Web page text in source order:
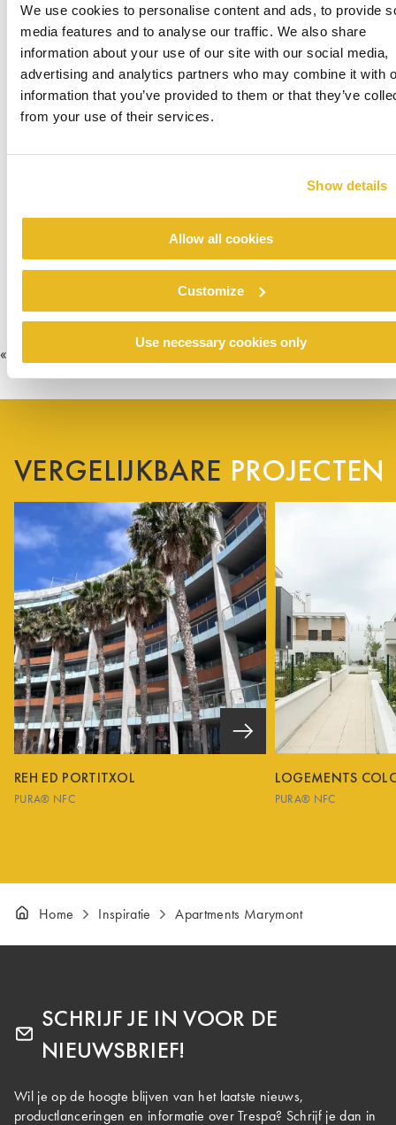
We use cookies to personalise content and ads, to provide
media features and to analyse our traffic. We also share
information about your use of our site with our social media,
advertising and analytics partners who may combine it with
information that you’ve provided to them or that they’ve
from your use of their services.
Show details
Allow all cookies
Customize
Use necessary cookies only
Colegio Ramón y Cajal
Verder lezen
« 5 6 7 8 9 10
VERGELIJKBARE PROJECTEN
REH ED PORTITXOL
PURA® NFC
LOGEMENTS
PURA® NFC
Home Inspiratie Apartments Marymont
SCHRIJF JE IN VOOR DE
NIEUWSBRIEF!
Wil je op de hoogte blijven van het laatste nieuws,
productlanceringen en informatie over Trespa? Schrijf je dan in